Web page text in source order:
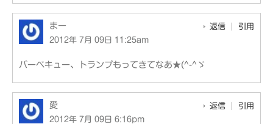
まー
2012年 7月 09日 11:25am
返信 引用
バーベキュー、トランプもってきてなあ★(^-^ゞ
愛
2012年 7月 09日 6:16pm
返信 引用